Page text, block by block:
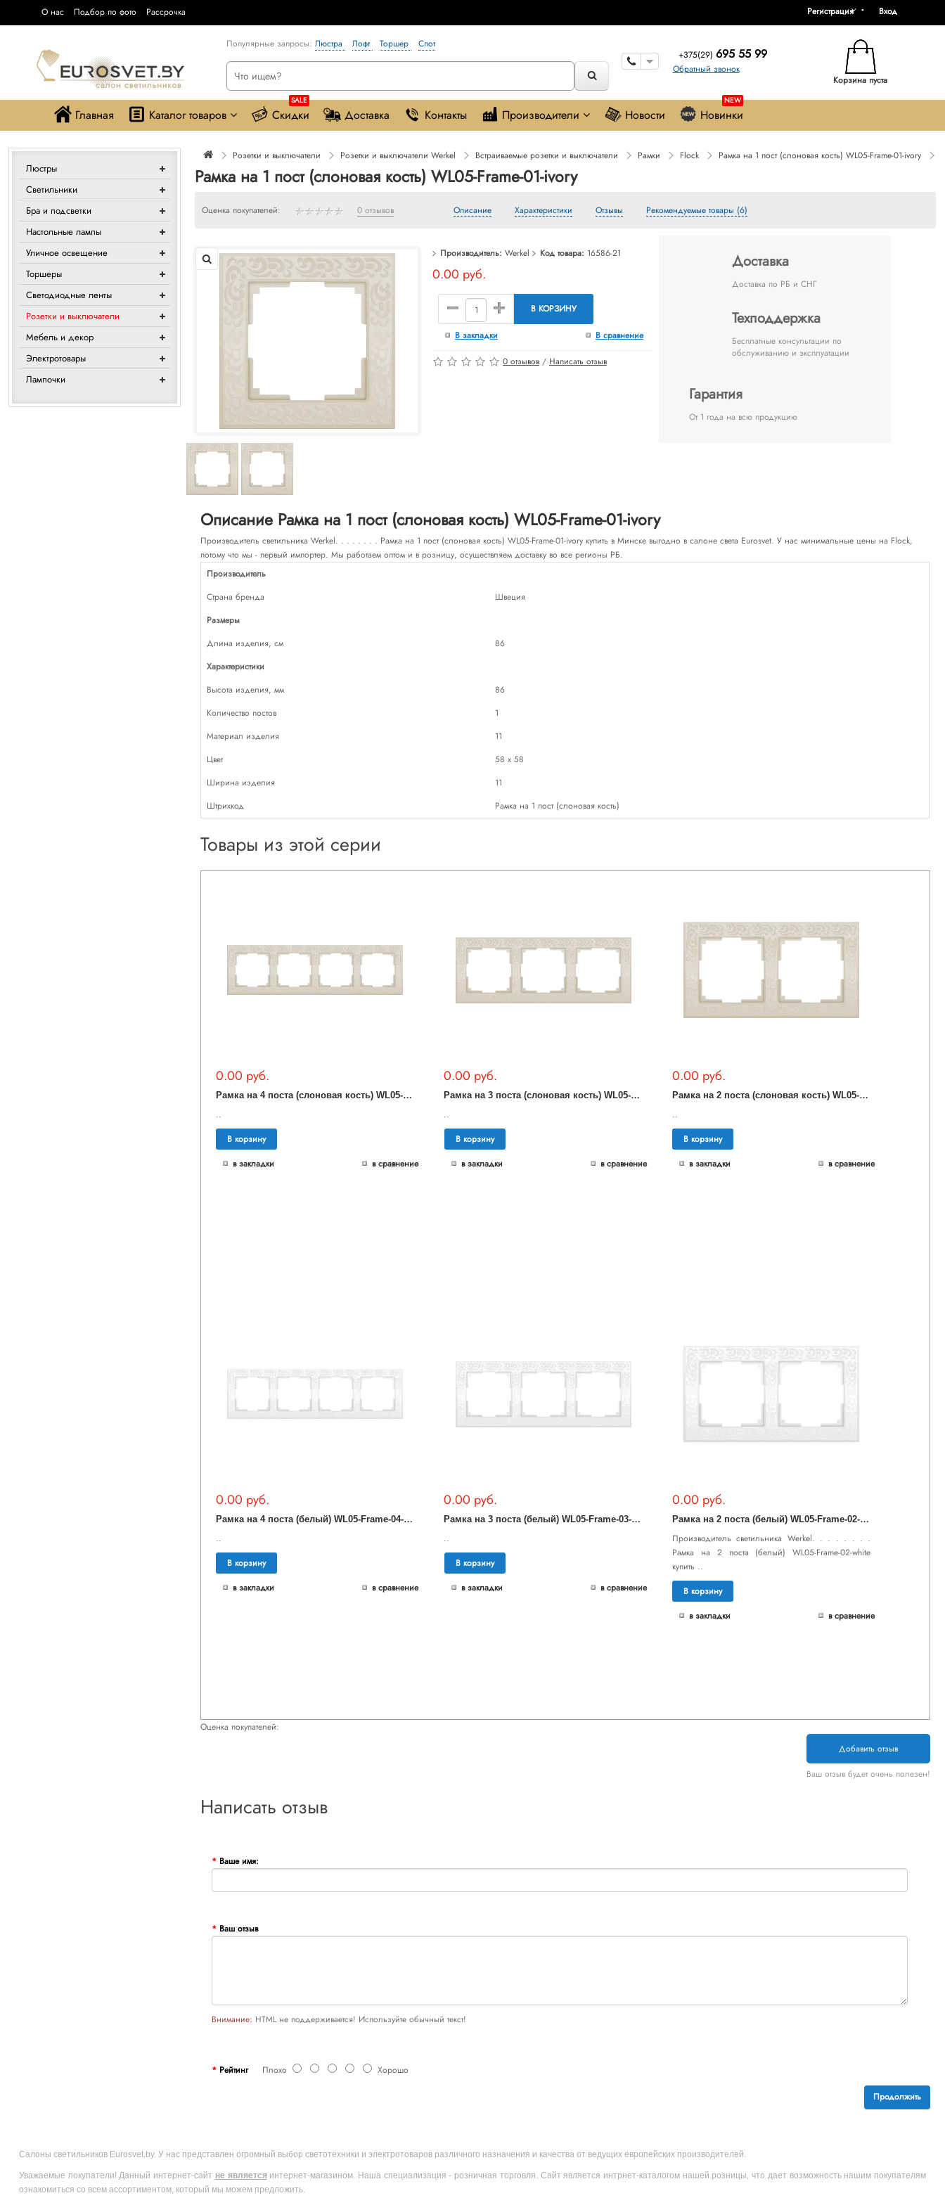
О нас Подбор по фото Рассрочка Вход
Регистрация
Корзина пуста
Популярные запросы: Люстра Лофт Торшер
Спот
+375(29) 695 55 99
Обратный звонок
Главная Каталог товаров
SALE
Скидки Доставка Контакты Производители Новости
NEW
Новинки
Люстры
Светильники
Бра и подсветки
Настольные лампы
Уличное освещение
Торшеры
Светодиодные ленты
Розетки и выключатели
Мебель и декор
Электротовары
Лампочки
Розетки и выключатели Розетки и выключатели Werkel Встраиваемые розетки и выключатели Рамки Flock Рамка на 1 пост (слоновая кость) WL05-Frame-01-ivory
Рамка на 1 пост (слоновая кость) WL05-Frame-01-ivory
Оценка покупателей: 0 отзывов Описание Характеристики Отзывы Рекомендуемые товары (6)
Производитель: Werkel Код товара: 16586-21
0.00 руб.
В КОРЗИНУ
В закладки В сравнение
0 отзывов / Написать отзыв
Доставка
Доставка по РБ и СНГ
Техподдержка
Бесплатные консультации по
обслуживанию и эксплуатации
Гарантия
От 1 года на всю продукцию
Описание Рамка на 1 пост (слоновая кость) WL05-Frame-01-ivory
Производитель светильника Werkel. . . . . . . . Рамка на 1 пост (слоновая кость) WL05-Frame-01-ivory купить в Минске выгодно в салоне света Eurosvet. У нас минимальные цены на Flock,
потому что мы - первый импортер. Мы работаем оптом и в розницу, осуществляем доставку во все регионы РБ.
Производитель
Страна бренда
Швеция
Размеры
Длина изделия, см
86
Характеристики
Высота изделия, мм
86
Количество постов
1
Материал изделия
11
Цвет
58 х 58
Ширина изделия
11
Штрихкод
Рамка на 1 пост (слоновая кость)
Товары из этой серии
0.00 руб.
Р
амка на 4 поста (слоновая кость) WL05-Frame-04-ivory
..
В корзину
в закладки
в сравнение
0.00 руб.
Р
амка на 3 поста (слоновая кость) WL05-Frame-03-ivory
..
В корзину
в закладки
в сравнение
0.00 руб.
Р
амка на 2 поста (слоновая кость) WL05-Frame-02-ivory
..
В корзину
в закладки
в сравнение
0.00 руб.
Р
амка на 4 поста (белый) WL05-Frame-04-white
..
В корзину
в закладки
в сравнение
0.00 руб.
Р
амка на 3 поста (белый) WL05-Frame-03-white
..
В корзину
в закладки
в сравнение
0.00 руб.
Р
амка на 2 поста (белый) WL05-Frame-02-white
Производитель светильника Werkel. . . . . . . .
Рамка на 2 поста (белый) WL05-Frame-02-white
купить ..
В корзину
в закладки
в сравнение
Оценка покупателей:
Добавить отзыв
Ваш отзыв будет очень полезен!
Написать отзыв
Ваше имя:
Ваш отзыв
Внимание: HTML не поддерживается! Используйте обычный текст!
РейтингПлохо Хорошо
Продолжить
Салоны светильников Eurosvet.by. У нас представлен огромный выбор светотехники и электротоваров различного назначения и качества от ведущих европейских производителей.
Уважаемые покупатели! Данный интернет-сайт не является интернет-магазином. Наша специализация - розничная торговля. Сайт является интрнет-каталогом нашей розницы, что дает возможность нашим покупателям
ознакомиться со всем ассортиментом, который мы можем предложить.